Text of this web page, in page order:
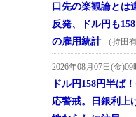
口先の楽観論とは
反発、ドル円も
の雇用統計
（持田
2026年08月07日(金)09
ドル円158円半ば
応警戒。日銀利上